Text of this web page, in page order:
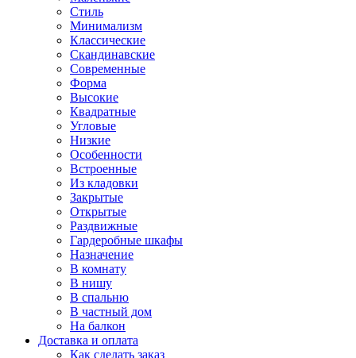
Стиль
Минимализм
Классические
Скандинавские
Современные
Форма
Высокие
Квадратные
Угловые
Низкие
Особенности
Встроенные
Из кладовки
Закрытые
Открытые
Раздвижные
Гардеробные шкафы
Назначение
В комнату
В нишу
В спальню
В частный дом
На балкон
Доставка и оплата
Как сделать заказ